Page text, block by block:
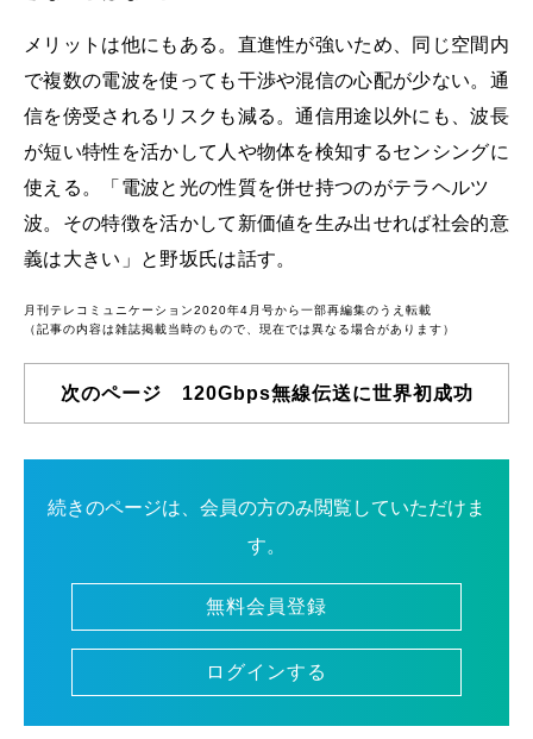
メリットは他にもある。直進性が強いため、同じ空間内
で複数の電波を使っても干渉や混信の心配が少ない。通
信を傍受されるリスクも減る。通信用途以外にも、波長
が短い特性を活かして人や物体を検知するセンシングに
使える。「電波と光の性質を併せ持つのがテラヘルツ
波。その特徴を活かして新価値を生み出せれば社会的意
義は大きい」と野坂氏は話す。
月刊テレコミュニケーション2020年4月号から一部再編集のうえ転載
（記事の内容は雑誌掲載当時のもので、現在では異なる場合があります）
次のページ 120Gbps無線伝送に世界初成功
続きのページは、会員の方のみ閲覧していただけま
す。
無料会員登録
ログインする